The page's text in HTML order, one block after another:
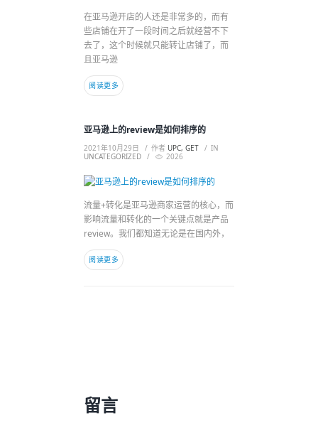
在亚马逊开店的人还是非常多的，而有
些店铺在开了一段时间之后就经营不下
去了，这个时候就只能转让店铺了，而
且亚马逊
阅读更多
亚马逊上的review是如何排序的
2021年10月29日 作者 UPC, GET
IN
UNCATEGORIZED
2026
流量+转化是亚马逊商家运营的核心，而
影响流量和转化的一个关键点就是产品
review。我们都知道无论是在国内外，
阅读更多
留言